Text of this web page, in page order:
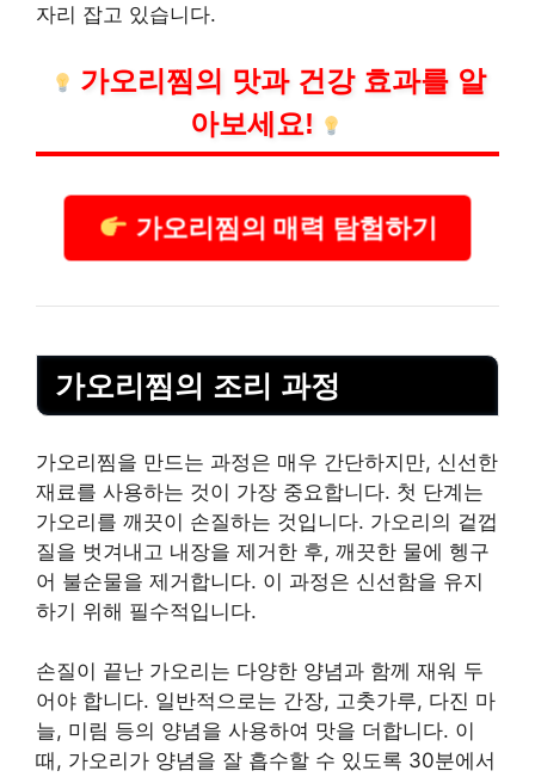
자리 잡고 있습니다.
가오리찜의 맛과 건강 효과를 알
아보세요!
가오리찜의 매력 탐험하기
가오리찜의 조리 과정
가오리찜을 만드는 과정은 매우 간단하지만, 신선한
재료를 사용하는 것이 가장 중요합니다. 첫 단계는
가오리를 깨끗이 손질하는 것입니다. 가오리의 겉껍
질을 벗겨내고 내장을 제거한 후, 깨끗한 물에 헹구
어 불순물을 제거합니다. 이 과정은 신선함을 유지
하기 위해 필수적입니다.
손질이 끝난 가오리는 다양한 양념과 함께 재워 두
어야 합니다. 일반적으로는 간장, 고춧가루, 다진 마
늘, 미림 등의 양념을 사용하여 맛을 더합니다. 이
때, 가오리가 양념을 잘 흡수할 수 있도록 30분에서